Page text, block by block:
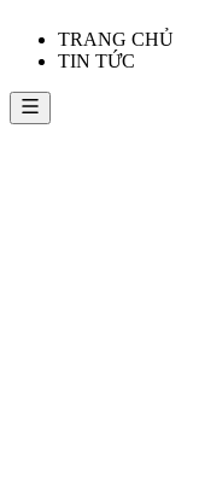
TRANG CHỦ
TIN TỨC